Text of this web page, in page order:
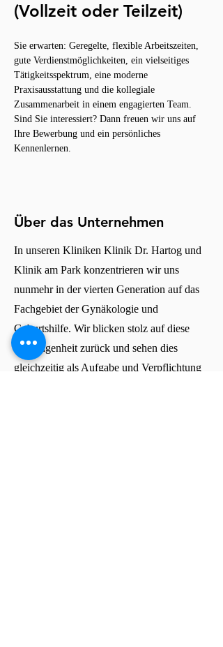
(Vollzeit oder Teilzeit)
Sie erwarten: Geregelte, flexible Arbeitszeiten,
gute Verdienstmöglichkeiten, ein vielseitiges
Tätigkeitsspektrum, eine moderne
Praxisausstattung und die kollegiale
Zusammenarbeit in einem engagierten Team.
Sind Sie interessiert? Dann freuen wir uns auf
Ihre Bewerbung und ein persönliches
Kennenlernen.
Über das Unternehmen
In unseren Kliniken Klinik Dr. Hartog und
Klinik am Park konzentrieren wir uns
nunmehr in der vierten Generation auf das
Fachgebiet der Gynäkologie und
Geburtshilfe. Wir blicken stolz auf diese
Vergangenheit zurück und sehen dies
gleichzeitig als Aufgabe und Verpflichtung